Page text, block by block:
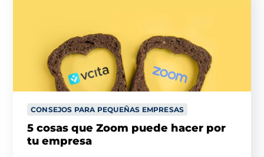
CONSEJOS PARA PEQUEÑAS EMPRESAS
5 cosas que Zoom puede hacer por
tu empresa